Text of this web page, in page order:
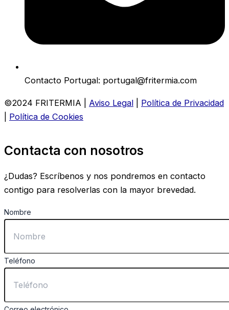
Contacto Portugal: portugal@fritermia.com
©2024 FRITERMIA | Aviso Legal
Política de Privacidad
Política de Cookies
Contacta con nosotros
¿Dudas? Escríbenos y nos pondremos en contacto
contigo para resolverlas con la mayor brevedad.
Nombre
Teléfono